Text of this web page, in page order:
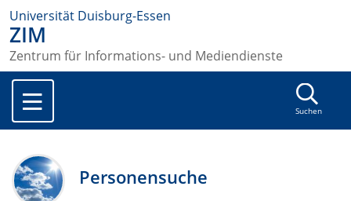
Universität Duisburg-Essen
ZIM
Zentrum für Informations- und Mediendienste
Suchen
Personensuche